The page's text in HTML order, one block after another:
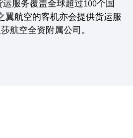
服务覆盖全球超过100个国
翼航空的客机亦会提供货运服
航空全资附属公司。